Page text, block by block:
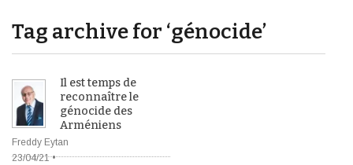
Tag archive for ‘génocide’
Il est temps de
reconnaître le
génocide des
Arméniens
Freddy Eytan
23/04/21 •